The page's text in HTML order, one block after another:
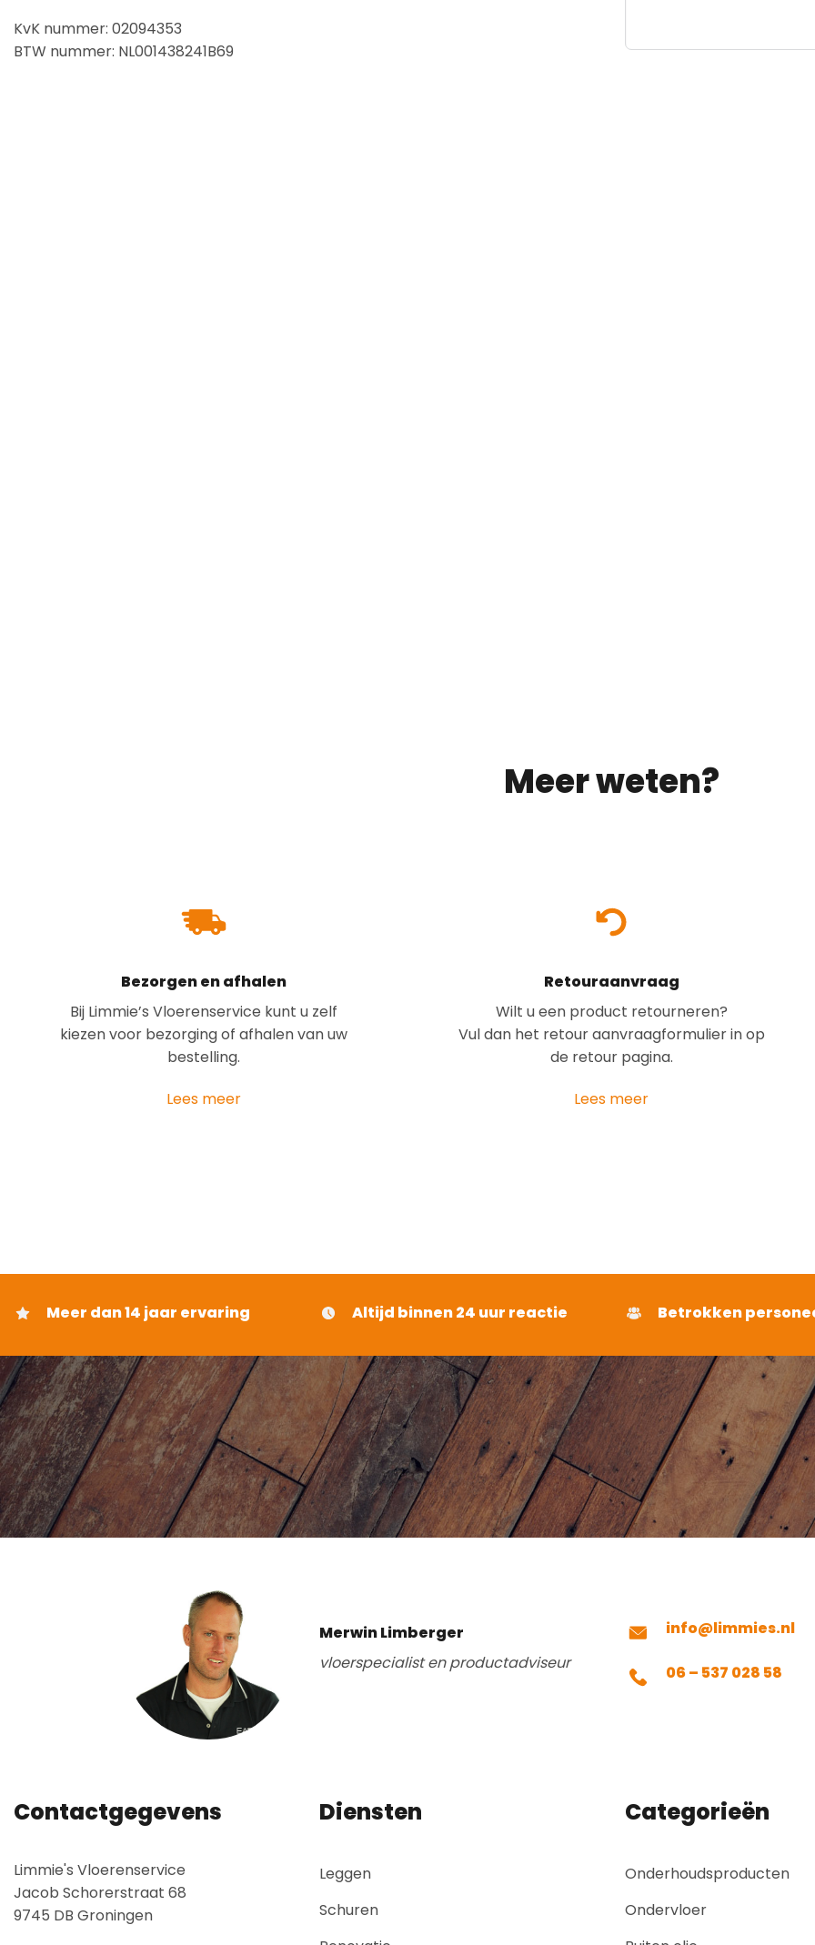
KvK nummer: 02094353
BTW nummer: NL001438241B69
Meer weten?
Bezorgen en afhalen
Bij Limmie’s Vloerenservice kunt u zelf
kiezen voor bezorging of afhalen van uw
bestelling.
Lees meer
Retouraanvraag
Wilt u een product retourneren?
Vul dan het retour aanvraagformulier in op
de retour pagina.
Lees meer
Meer dan 14 jaar ervaring Altijd binnen 24 uur reactie Betrokken
Merwin Limberger
vloerspecialist en productadviseur
info@limmies.nl
06 – 537 028 58
Contactgegevens
Limmie's Vloerenservice
Jacob Schorerstraat 68
9745 DB Groningen
Diensten
Leggen
Schuren
Categorieën
Onderhoudsproducten
Ondervloer